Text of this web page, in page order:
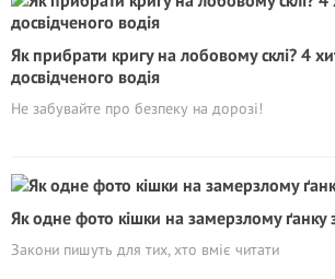
Як прибрати кригу на лобовому склі? 4
досвідченого водія
Не забувайте про безпеку на дорозі!
Як одне фото кішки на замерзлому ґанку
Закони пишуть для тих, хто вміє читати